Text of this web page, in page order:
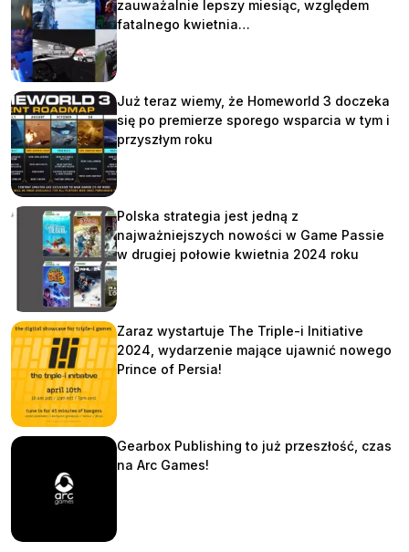
zauważalnie lepszy miesiąc, względem
fatalnego kwietnia…
Już teraz wiemy, że Homeworld 3 doczeka
się po premierze sporego wsparcia w tym i
przyszłym roku
Polska strategia jest jedną z
najważniejszych nowości w Game Passie
w drugiej połowie kwietnia 2024 roku
Zaraz wystartuje The Triple-i Initiative
2024, wydarzenie mające ujawnić nowego
Prince of Persia!
Gearbox Publishing to już przeszłość, czas
na Arc Games!